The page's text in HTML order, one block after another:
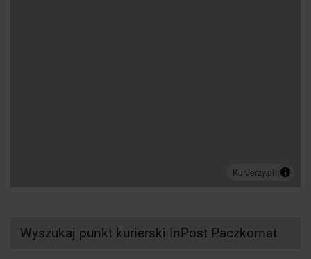
Wyszukaj punkt kurierski InPost Paczkomat